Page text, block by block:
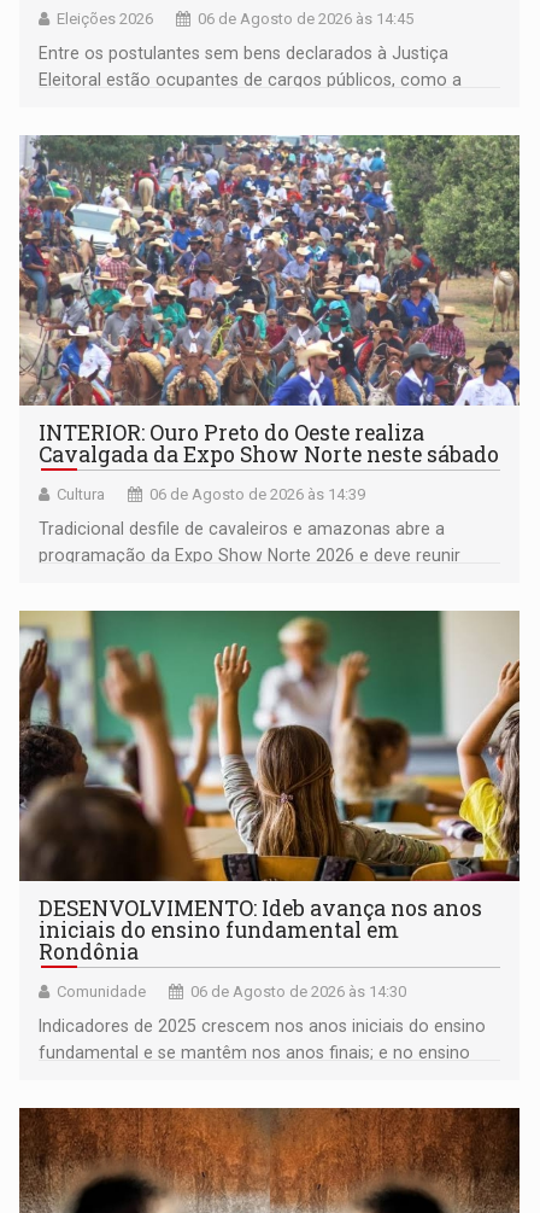
Eleições 2026 06 de Agosto de 2026 às 14:45
Entre os postulantes sem bens declarados à Justiça
Eleitoral estão ocupantes de cargos públicos, como a
Pedro Geovar (PP) e a vice-prefeita Magna dos Anjos
(NOVO)
INTERIOR: Ouro Preto do Oeste realiza
Cavalgada da Expo Show Norte neste sábado
Cultura 06 de Agosto de 2026 às 14:39
Tradicional desfile de cavaleiros e amazonas abre a
programação da Expo Show Norte 2026 e deve reunir
DESENVOLVIMENTO: Ideb avança nos anos
iniciais do ensino fundamental em
Rondônia
Comunidade 06 de Agosto de 2026 às 14:30
Indicadores de 2025 crescem nos anos iniciais do ensino
fundamental e se mantêm nos anos finais; e no ensino